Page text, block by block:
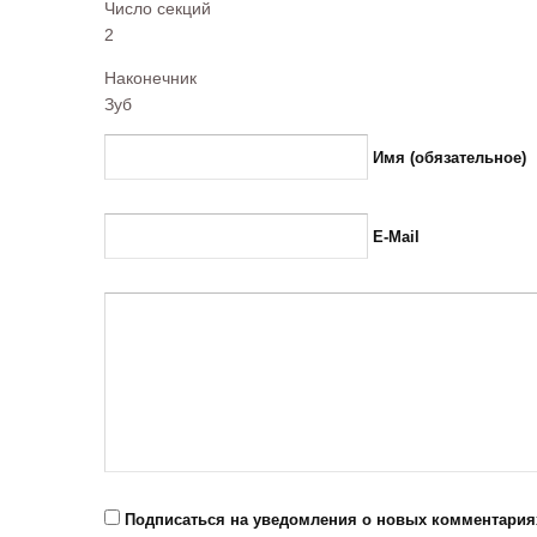
Число секций
2
Наконечник
Зуб
Имя (обязательное)
E-Mail
Подписаться на уведомления о новых